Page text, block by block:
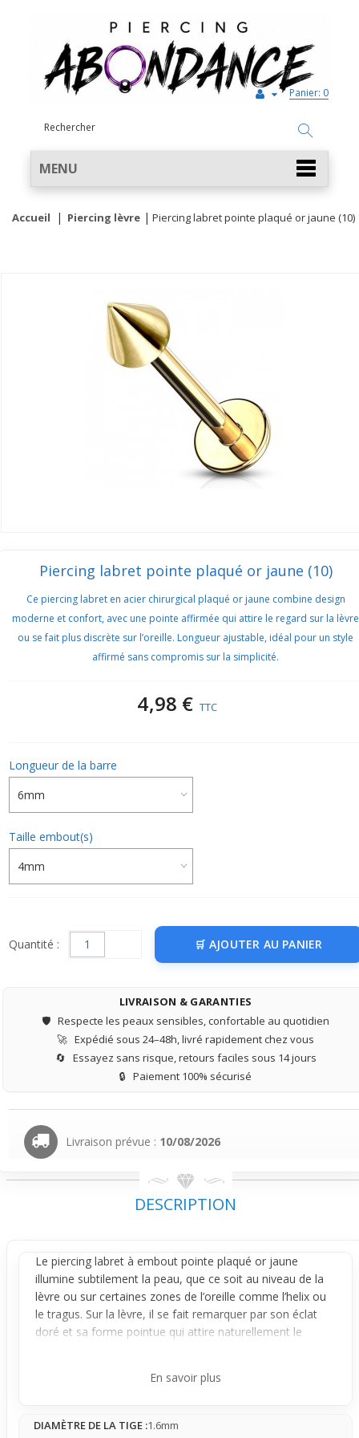
Panier: 0
MENU
Accueil Piercing lèvre Piercing labret pointe plaqué or jaune (10)
Piercing labret pointe plaqué or jaune (10)
Ce piercing labret en acier chirurgical plaqué or jaune combine design
moderne et confort, avec une pointe affirmée qui attire le regard sur la lèvre
ou se fait plus discrète sur l’oreille. Longueur ajustable, idéal pour un style
affirmé sans compromis sur la simplicité.
4,98 € TTC
Longueur de la barre
Taille embout(s)
Quantité : AJOUTER AU PANIER
LIVRAISON & GARANTIES
🛡️ Respecte les peaux sensibles, confortable au quotidien
🚀 Expédié sous 24–48h, livré rapidement chez vous
🔄 Essayez sans risque, retours faciles sous 14 jours
🔒 Paiement 100% sécurisé
Livraison prévue : 10/08/2026
DESCRIPTION
Le piercing labret à embout pointe plaqué or jaune
illumine subtilement la peau, que ce soit au niveau de la
lèvre ou sur certaines zones de l’oreille comme l’helix ou
le tragus. Sur la lèvre, il se fait remarquer par son éclat
doré et sa forme pointue qui attire naturellement le
touche stylée sophistiquée, modulable selon son
Conçu en acier chirurgical avec un plaquage or 14 carats,
En savoir plus
DIAMÈTRE DE LA TIGE :1.6mm